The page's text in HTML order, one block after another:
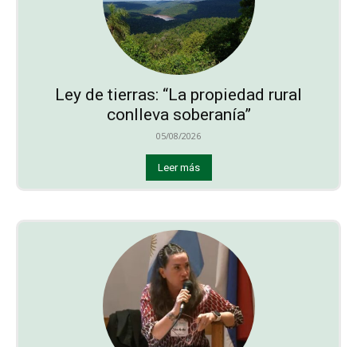
Ley de tierras: “La propiedad rural
conlleva soberanía”
05/08/2026
Leer más